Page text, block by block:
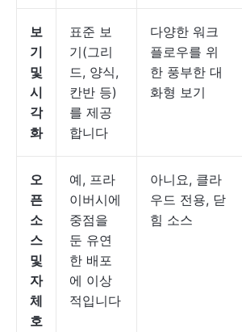
보
기
및
시
각
화
표준 보
기(그리
드, 양식,
칸반 등)
를 제공
합니다
다양한 워크
플로우를 위
한 풍부한 대
화형 보기
오
픈
소
스
및
자
체
호
예, 프라
이버시에
중점을
둔 유연
한 배포
에 이상
적입니다
아니요, 클라
우드 전용, 닫
힘 소스